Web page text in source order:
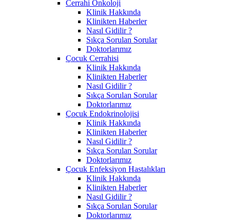
Cerrahi Onkoloji
Klinik Hakkında
Klinikten Haberler
Nasıl Gidilir ?
Sıkça Sorulan Sorular
Doktorlarımız
Çocuk Cerrahisi
Klinik Hakkında
Klinikten Haberler
Nasıl Gidilir ?
Sıkça Sorulan Sorular
Doktorlarımız
Çocuk Endokrinolojisi
Klinik Hakkında
Klinikten Haberler
Nasıl Gidilir ?
Sıkça Sorulan Sorular
Doktorlarımız
Çocuk Enfeksiyon Hastalıkları
Klinik Hakkında
Klinikten Haberler
Nasıl Gidilir ?
Sıkça Sorulan Sorular
Doktorlarımız